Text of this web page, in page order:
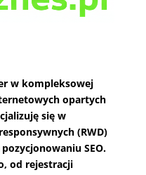
w kompleksowej
opartych
się w
(RWD)
SEO.
od rejestracji